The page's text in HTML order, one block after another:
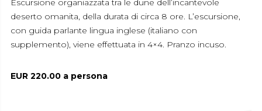
Escursione organiazzata tra le dune dell’incantevole
deserto omanita, della durata di circa 8 ore. L’escursione,
con guida parlante lingua inglese (italiano con
supplemento), viene effettuata in 4×4. Pranzo incuso.
EUR 220.00 a persona